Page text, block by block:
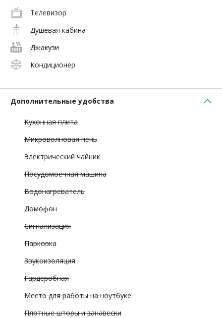
Телевизор
Душевая кабина
Джакузи
Кондиционер
Дополнительные удобства
Кухонная плита
Микроволновая печь
Электрический чайник
Посудомоечная машина
Водонагреватель
Домофон
Сигнализация
Парковка
Звукоизоляция
Гардеробная
Место для работы на ноутбуке
Плотные шторы и занавески